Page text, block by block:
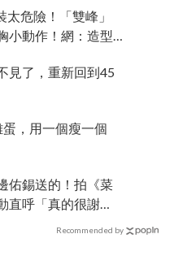
危險！「雙峰」
小動作！網：造型
見了，重新回到45
，用一個瘦一個
佑錫送的！拍《菜
直呼「真的很謝
Recommended by